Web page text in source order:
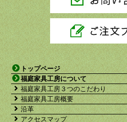
トップページ
福庭家具工房について
福庭家具工房３つのこだわり
福庭家具工房概要
沿革
アクセスマップ